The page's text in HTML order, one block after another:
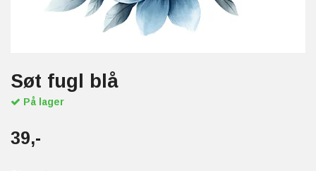
Søt fugl blå
På lager
39,-